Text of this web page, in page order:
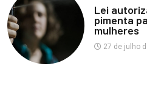
Lei
pimenta
mulheres
27 de julho